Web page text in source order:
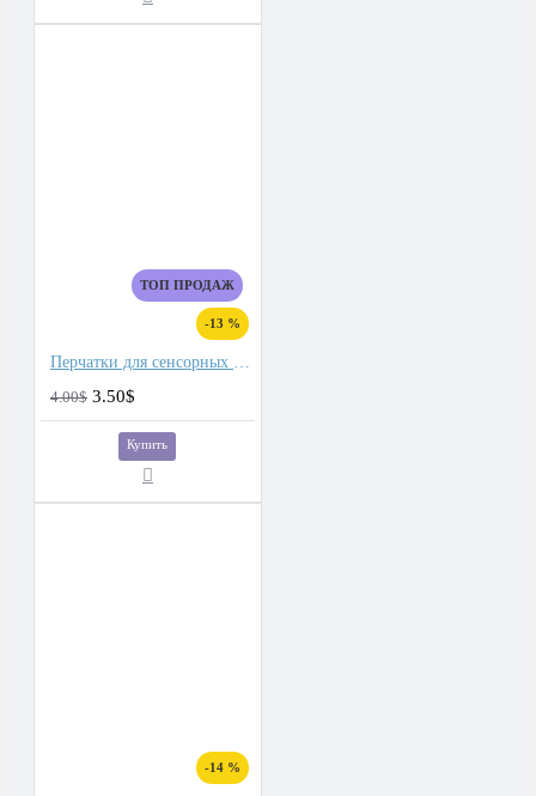
ТОП ПРОДАЖ
-13 %
Перчатки для сенсорных экранов мужские флис, подкладка плюш двойной
4.00$ 3.50$
Купить
-14 %